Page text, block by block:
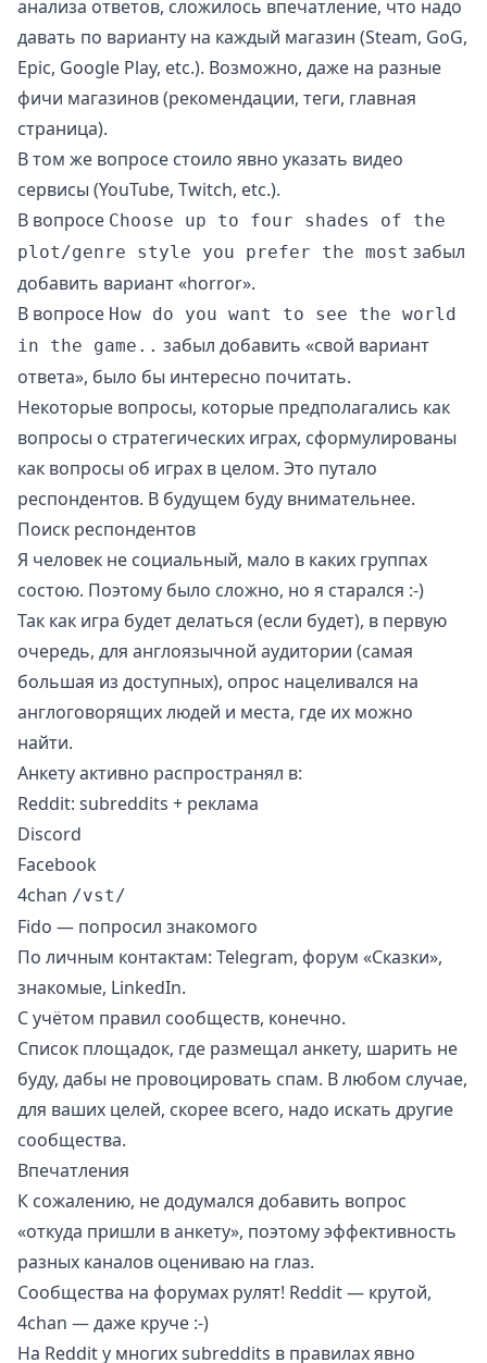
анализа ответов, сложилось впечатление, что надо
давать по варианту на каждый магазин (Steam, GoG,
Epic, Google Play, etc.). Возможно, даже на разные
фичи магазинов (рекомендации, теги, главная
страница).
В том же вопросе стоило явно указать видео
сервисы (YouTube, Twitch, etc.).
В вопросе Choose up to four shades of the
plot/genre style you prefer the most забыл
добавить вариант «horror».
В вопросе How do you want to see the world
in the game.. забыл добавить «свой вариант
ответа», было бы интересно почитать.
Некоторые вопросы, которые предполагались как
вопросы о стратегических играх, сформулированы
как вопросы об играх в целом. Это путало
респондентов. В будущем буду внимательнее.
Поиск респондентов
Я человек не социальный, мало в каких группах
состою. Поэтому было сложно, но я старался :-)
Так как игра будет делаться (если будет), в первую
очередь, для англоязычной аудитории (самая
большая из доступных), опрос нацеливался на
англоговорящих людей и места, где их можно
найти.
Анкету активно распространял в:
Reddit: subreddits + реклама
Discord
Facebook
4chan /vst/
Fido — попросил знакомого
По личным контактам: Telegram, форум «Сказки»,
знакомые, LinkedIn.
С учётом правил сообществ, конечно.
Список площадок, где размещал анкету, шарить не
буду, дабы не провоцировать спам. В любом случае,
для ваших целей, скорее всего, надо искать другие
сообщества.
Впечатления
К сожалению, не додумался добавить вопрос
«откуда пришли в анкету», поэтому эффективность
разных каналов оцениваю на глаз.
Сообщества на форумах рулят! Reddit — крутой,
4chan — даже круче :-)
На Reddit у многих subreddits в правилах явно